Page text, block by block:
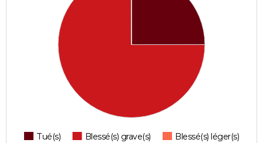
Tué(s) Blessé(s) grave(s)
Blessé(s) léger(s)